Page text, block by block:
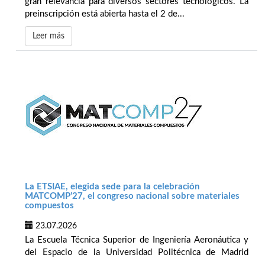
preinscripción está abierta hasta el 2 de...
Leer más
La ETSIAE, elegida sede para la celebración
MATCOMP’27, el congreso nacional sobre materiales
compuestos
23.07.2026
La Escuela Técnica Superior de Ingeniería Aeronáutica y
del Espacio de la Universidad Politécnica de Madrid